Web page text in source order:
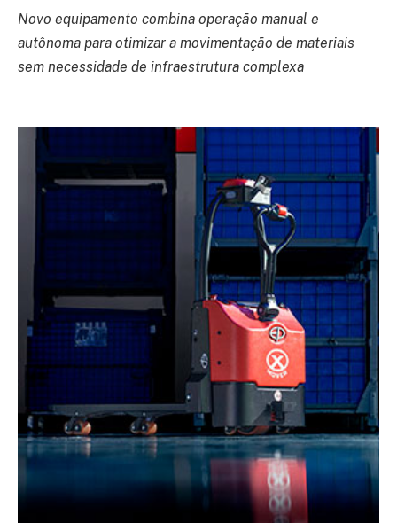
Novo equipamento combina operação manual e
autônoma para otimizar a movimentação de materiais
sem necessidade de infraestrutura complexa